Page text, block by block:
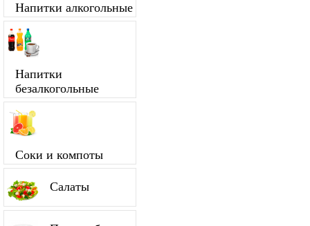
Напитки алкогольные
Напитки
безалкогольные
Соки и компоты
Салаты